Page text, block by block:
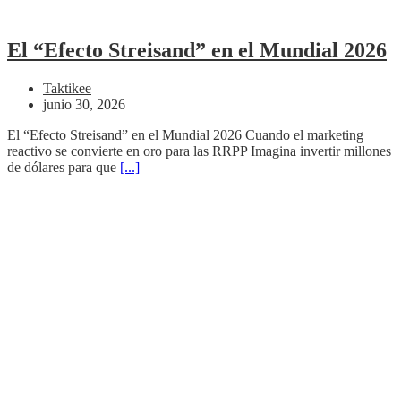
El “Efecto Streisand” en el Mundial 2026
Taktikee
junio 30, 2026
El “Efecto Streisand” en el Mundial 2026 Cuando el marketing
reactivo se convierte en oro para las RRPP Imagina invertir millones
de dólares para que [...]